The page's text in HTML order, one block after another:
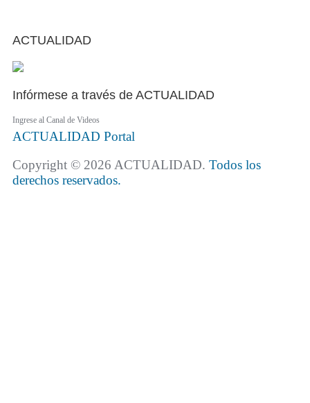
ACTUALIDAD
Infórmese a través de ACTUALIDAD
Ingrese al Canal de Videos
ACTUALIDAD Portal
Copyright © 2026 ACTUALIDAD. Todos los
derechos reservados.